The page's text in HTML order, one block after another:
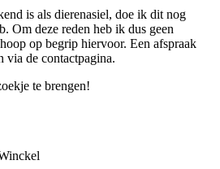
is als dierenasiel, doe ik dit nog
Om deze reden heb ik dus geen
op begrip hiervoor. Een afspraak
via de contactpagina.
te brengen!